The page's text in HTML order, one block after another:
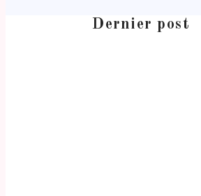
Dernier post